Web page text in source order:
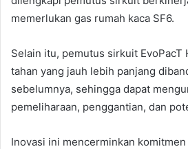
memerlukan gas rumah kaca SF6.
Selain itu, pemutus sirkuit EvoPacT
tahan yang jauh lebih panjang
sebelumnya, sehingga dapat
pemeliharaan, penggantian, dan
Inovasi ini mencerminkan